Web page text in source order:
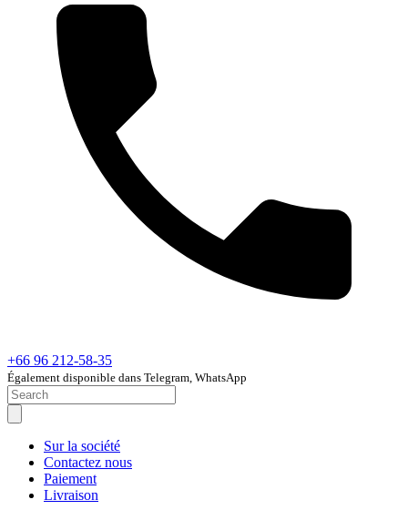
+66 96 212-58-35
Également disponible dans Telegram, WhatsApp
Sur la société
Contactez nous
Paiement
Livraison